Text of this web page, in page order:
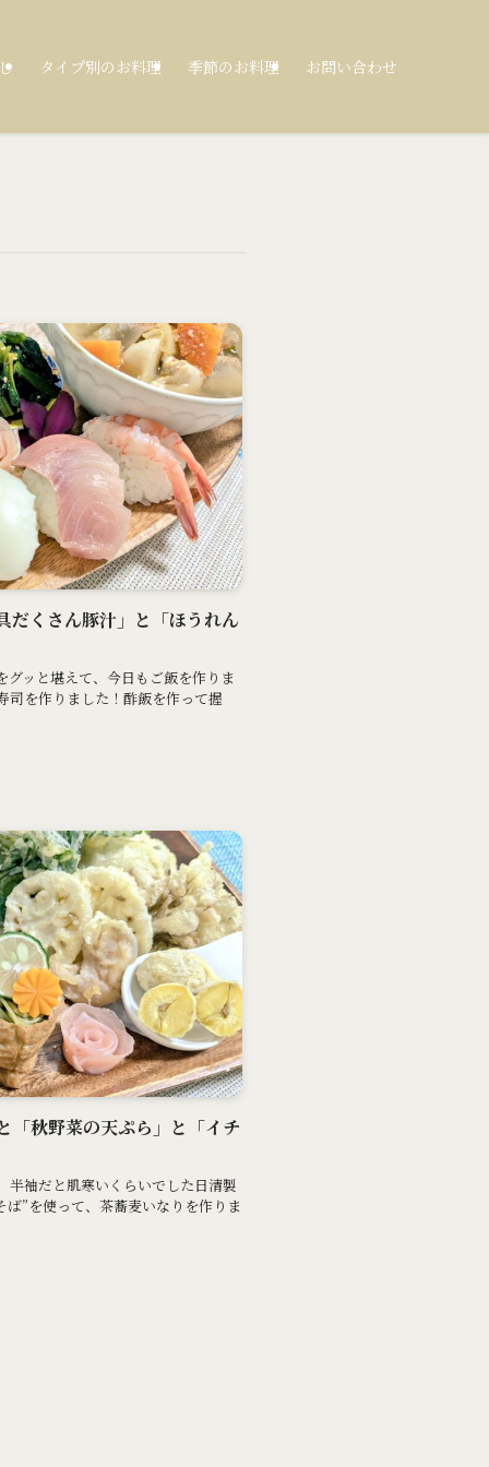
タイプ別のお料理 季節のお料理 お問い合わせ
くさん豚汁」と「ほうれん
ッと堪えて、今日もご飯を作りま
司を作りました！酢飯を作って握
秋野菜の天ぷら」と「イチ
半袖だと肌寒いくらいでした日清製
”を使って、茶蕎麦いなりを作りま